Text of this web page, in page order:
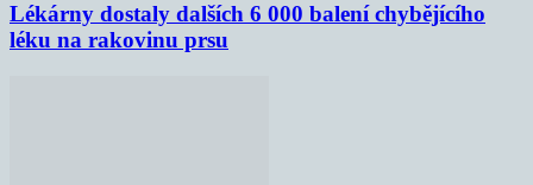
Lékárny dostaly dalších 6 000 balení chybějícího
léku na rakovinu prsu